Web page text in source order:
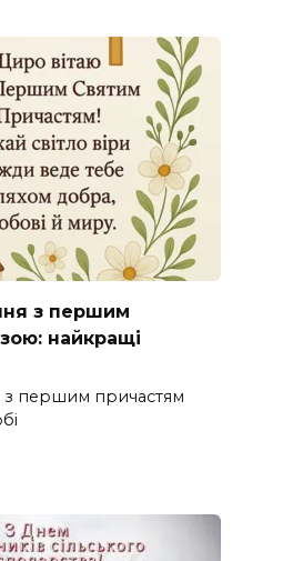
з першим
найкращі
з першим причастям